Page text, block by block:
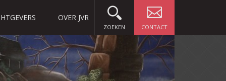
OVER JVR
CONTACT
ZOEKEN